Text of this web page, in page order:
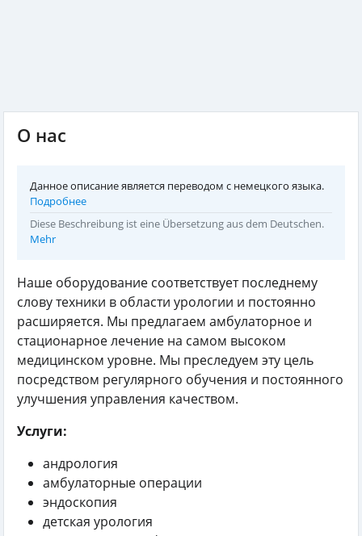
О нас
Данное описание является переводом с немецкого языка.
Подробнее
Diese Beschreibung ist eine Übersetzung aus dem Deutschen.
Mehr
Наше оборудование соответствует последнему
слову техники в области урологии и постоянно
расширяется. Мы предлагаем амбулаторное и
стационарное лечение на самом высоком
медицинском уровне. Мы преследуем эту цель
посредством регулярного обучения и постоянного
улучшения управления качеством.
Услуги:
андрология
амбулаторные операции
эндоскопия
детская урология